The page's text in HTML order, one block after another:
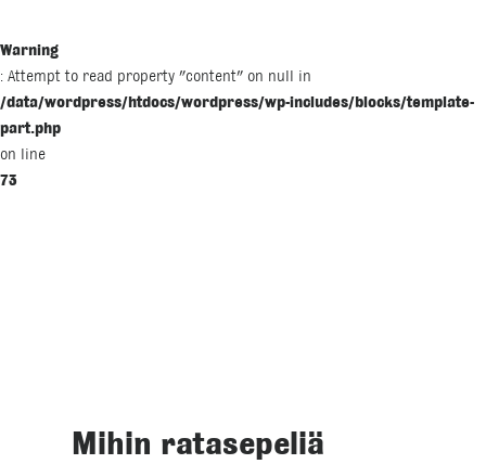
Warning
: Attempt to read property "content" on null in
/data/wordpress/htdocs/wordpress/wp-includes/blocks/template-
part.php
on line
73
Mihin ratasepeliä